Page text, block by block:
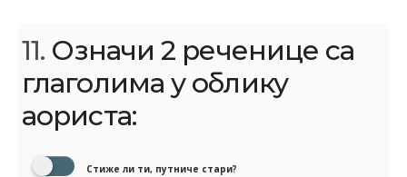
11. Означи 2 реченице са
глаголима у облику
аориста:
Стиже ли ти, путниче стари?